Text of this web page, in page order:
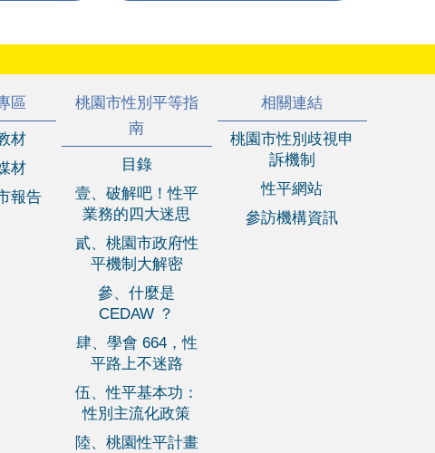
區
材
材
報告
桃園市性別平等指
南
目錄
壹、破解吧！性平
業務的四大迷思
貳、桃園市政府性
平機制大解密
參、什麼是
CEDAW ？
肆、學會 664，性
平路上不迷路
伍、性平基本功：
性別主流化政策
陸、桃園性平計畫
相關連結
桃園市性別歧視申
訴機制
性平網站
參訪機構資訊